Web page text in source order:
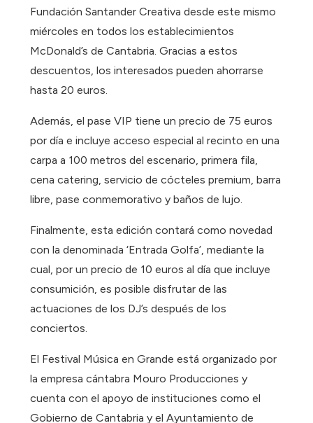
Fundación Santander Creativa desde este mismo
miércoles en todos los establecimientos
McDonald’s de Cantabria. Gracias a estos
descuentos, los interesados pueden ahorrarse
hasta 20 euros.
Además, el pase VIP tiene un precio de 75 euros
por día e incluye acceso especial al recinto en una
carpa a 100 metros del escenario, primera fila,
cena catering, servicio de cócteles premium, barra
libre, pase conmemorativo y baños de lujo.
Finalmente, esta edición contará como novedad
con la denominada ‘Entrada Golfa’, mediante la
cual, por un precio de 10 euros al día que incluye
consumición, es posible disfrutar de las
actuaciones de los DJ’s después de los
conciertos.
El Festival Música en Grande está organizado por
la empresa cántabra Mouro Producciones y
cuenta con el apoyo de instituciones como el
Gobierno de Cantabria y el Ayuntamiento de